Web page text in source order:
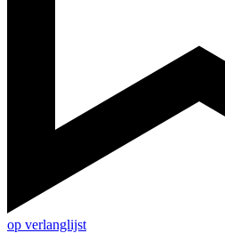
op verlanglijst